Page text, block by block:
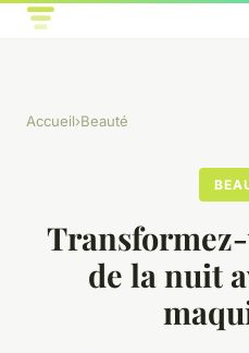
Accueil›Beauté
de la nuit